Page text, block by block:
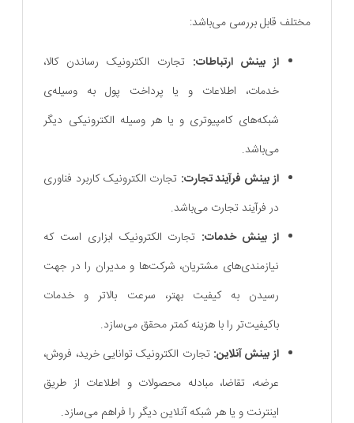
مختلف قابل بررسی می‌باشد:
از بینش ارتباطات: تجارت الکترونیک رساندن کالا،
خدمات، اطلاعات و یا پرداخت پول به وسیله‌ی
شبکه‌های کامپیوتری و یا هر وسیله الکترونیکی دیگر
می‌باشد.
از بینش فرآیند تجارت: تجارت الکترونیک کاربرد فناوری
در فرآیند تجارت می‌باشد.
از بینش خدمات: تجارت الکترونیک ابزاری است که
نیازمندی‌های مشتریان، شرکت‌ها و مدیران را در جهت
رسیدن به کیفیت بهتر، سرعت بالاتر و خدمات
باکیفیت‌تر را با هزینه کمتر محقق می‌سازد.
از بینش آنلاین: تجارت الکترونیک توانایی خرید، فروش،
عرضه، تقاضا، مبادله محصولات و اطلاعات از طریق
اینترنت و یا هر شبکه آنلاین دیگر را فراهم می‌سازد.